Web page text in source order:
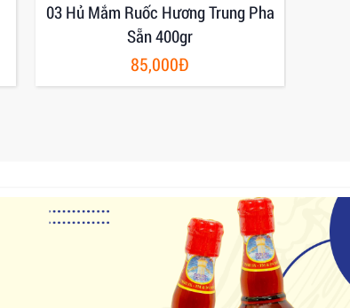
03 Hủ Mắm Ruốc Hương Trung Pha
Sẵn 400gr
85,000Đ